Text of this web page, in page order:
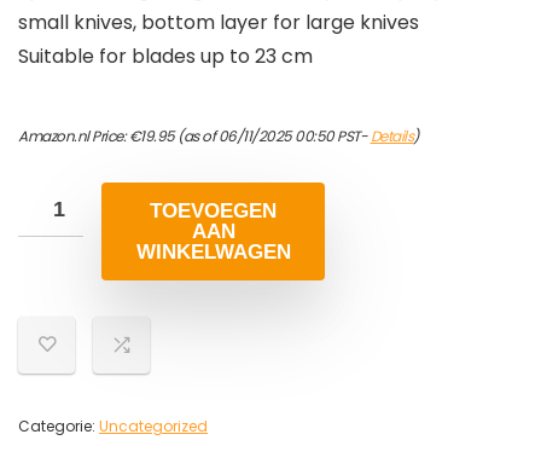
small knives, bottom layer for large knives
Suitable for blades up to 23 cm
Amazon.nl Price:€19.95(as of 06/11/2025 00:50 PST-Details)
TOEVOEGEN
AAN
WINKELWAGEN
Categorie: Uncategorized